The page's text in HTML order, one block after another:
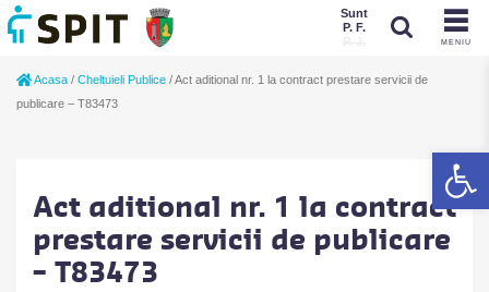
MENIU
Sunt
P. F.
P. J.
Acasa / Cheltuieli Publice /Act aditional nr. 1 la contract prestare servicii de
publicare – T83473
Act aditional nr. 1 la contract
prestare servicii de publicare
– T83473